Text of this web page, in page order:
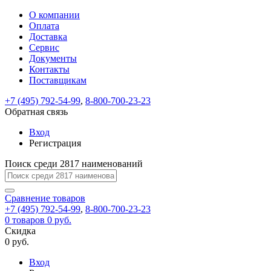
ВходРегистрация
test@example.com
отправлена
по
ней
завершения
регистрации.
Ок
Запомнить
меня
Забыли
Восстановление
пароля
Заполните
форму.
Мы
отправим
ссылку
указанный
электронный
перейдя
по
которой
вы
задать
На
вашу
почту
test@test.ru
ссылка.
Перейдите
по
для
смены
пароля.
Введите
новый
пароль
Сменить
Пароль
успешно
восстановлен
Обратная
связь
Сообщение
пользовательского
сообщение
успешно
отправлено.
О компании
Оплата
Доставка
Сервис
Документы
Контакты
Поставщикам
+7 (495) 792-54-99, 8-800-700-23-23
Обратная связь
Вход
Регистрация
Поиск среди 2817 наименований
Сравнение товаров
+7 (495) 792-54-99, 8-800-700-23-23
0 товаров 0 руб.
Скидка
0 руб.
Вход